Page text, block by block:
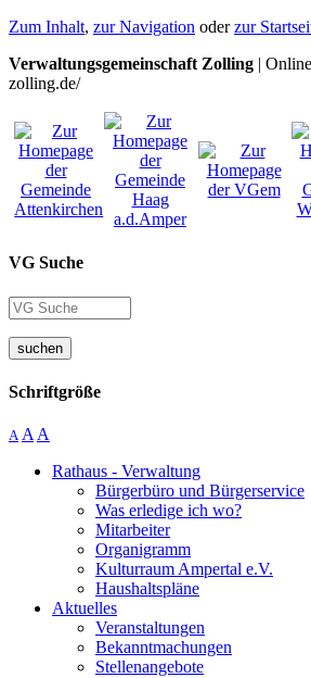
Zum Inhalt, zur Navigation oderzur
Verwaltungsgemeinschaft Zolling |
zolling.de/
VG Suche
suchen
Schriftgröße
A A A
Rathaus - Verwaltung
Bürgerbüro und Bürgerservice
Was erledige ich wo?
Mitarbeiter
Organigramm
Kulturraum Ampertal e.V.
Haushaltspläne
Aktuelles
Veranstaltungen
Bekanntmachungen
Stellenangebote